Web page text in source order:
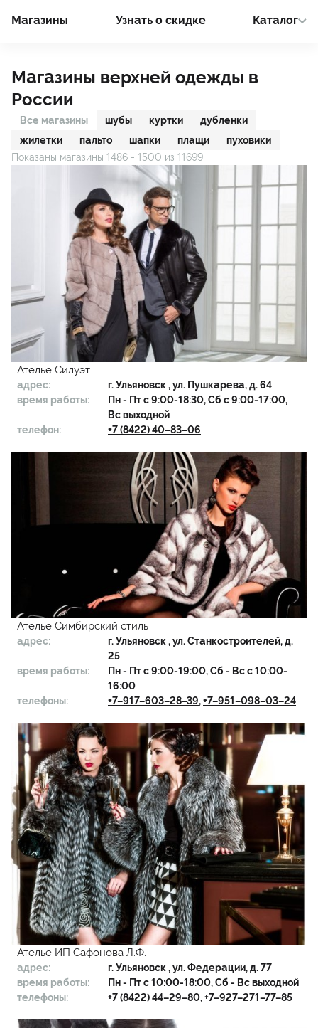
Магазины Узнать о cкидке Каталог
Магазины верхней одежды в
России
Все магазины шубы куртки
дубленки
жилетки
пальто шапки плащи
пуховики
Показаны магазины 1486 - 1500 из 11699
Ателье Силуэт
адрес: г.Ульяновск, ул. Пушкарева, д. 64
время работы:
Пн - Пт с 9:00-18:30, Сб с 9:00-17:00,
Вс выходной
телефон:
+7 (8422) 40–83–06
Ателье Симбирский стиль
адрес: г.Ульяновск, ул. Станкостроителей, д.
25
время работы:
Пн - Пт с 9:00-19:00, Сб - Вс с 10:00-
16:00
телефоны:
+7–917–603–28–39,+7–951–098–03–24
Ателье ИП Сафонова Л.Ф.
адрес: г.Ульяновск, ул. Федерации, д. 77
время работы:
Пн - Пт с 10:00-18:00, Сб - Вс выходной
телефоны:
+7 (8422) 44–29–80,+7–927–271–77–85